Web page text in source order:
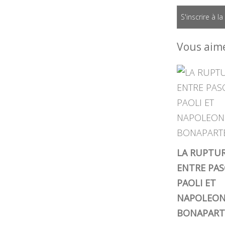
S'inscrire à
Vous
LA
ENTRE
PAOLI ET